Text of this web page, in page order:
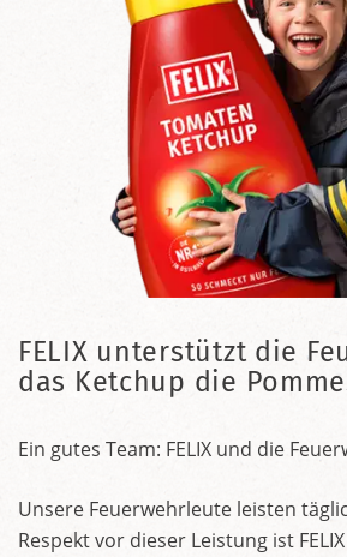
FELIX unterstützt die
das Ketchup die
Ein gutes Team: FELIX und die
Unsere Feuerwehrleute leisten
Respekt vor dieser Leistung ist